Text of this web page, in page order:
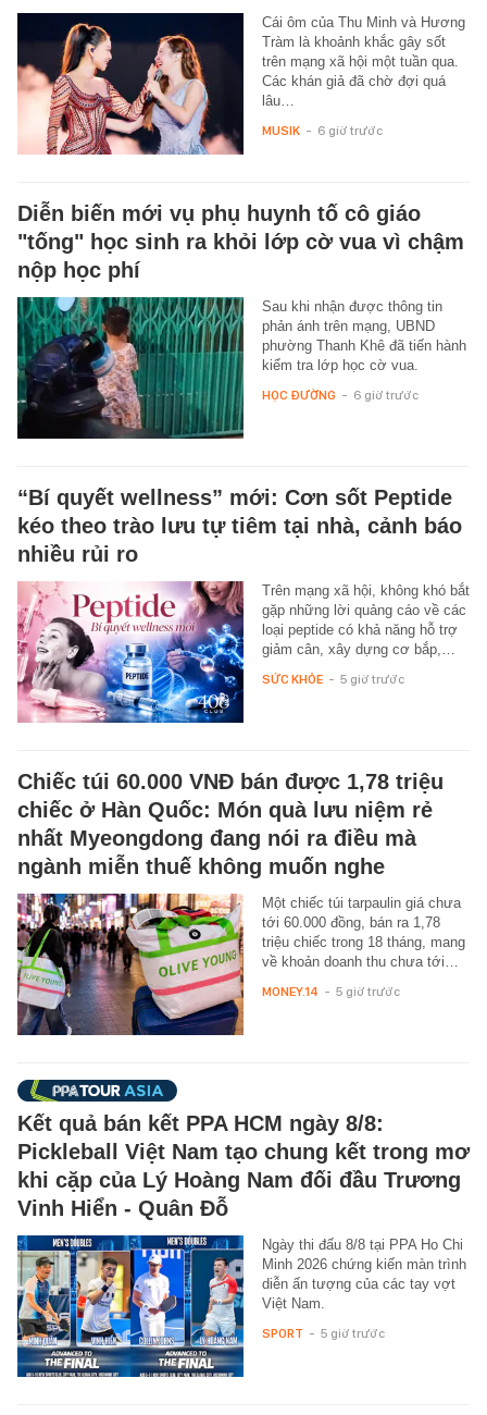
Cái ôm của Thu Minh và Hương
Tràm là khoảnh khắc gây sốt
trên mạng xã hội một tuần qua.
Các khán giả đã chờ đợi quá
lâu…
MUSIK - 6 giờ trước
Diễn biến mới vụ phụ huynh tố cô giáo
"tống" học sinh ra khỏi lớp cờ vua vì chậm
nộp học phí
Sau khi nhận được thông tin
phản ánh trên mạng, UBND
phường Thanh Khê đã tiến hành
kiểm tra lớp học cờ vua.
HỌC ĐƯỜNG - 6 giờ trước
“Bí quyết wellness” mới: Cơn sốt Peptide
kéo theo trào lưu tự tiêm tại nhà, cảnh báo
nhiều rủi ro
Trên mạng xã hội, không khó bắt
gặp những lời quảng cáo về các
loại peptide có khả năng hỗ trợ
giảm cân, xây dựng cơ bắp,…
SỨC KHỎE - 5 giờ trước
Chiếc túi 60.000 VNĐ bán được 1,78 triệu
chiếc ở Hàn Quốc: Món quà lưu niệm rẻ
nhất Myeongdong đang nói ra điều mà
ngành miễn thuế không muốn nghe
Một chiếc túi tarpaulin giá chưa
tới 60.000 đồng, bán ra 1,78
triệu chiếc trong 18 tháng, mang
về khoản doanh thu chưa tới…
MONEY.14 - 5 giờ trước
Kết quả bán kết PPA HCM ngày 8/8:
Pickleball Việt Nam tạo chung kết trong mơ
khi cặp của Lý Hoàng Nam đối đầu Trương
Vinh Hiển - Quân Đỗ
Ngày thi đấu 8/8 tại PPA Ho Chi
Minh 2026 chứng kiến màn trình
diễn ấn tượng của các tay vợt
Việt Nam.
SPORT - 5 giờ trước